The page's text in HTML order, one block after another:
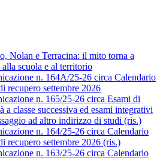
Nolan e Terracina: il mito torna a
alla scuola e al territorio
n. 164A/25-26 circa Calendario
recupero settembre 2026
n. 165/25-26 circa Esami di
a classe successiva ed esami integrativi
ad altro indirizzo di studi (ris.)
n. 164/25-26 circa Calendario
recupero settembre 2026 (ris.)
n. 163/25-26 circa Calendario